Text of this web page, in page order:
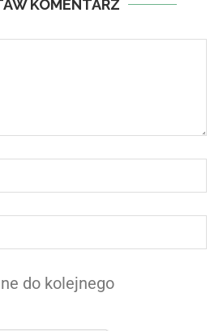
KOMENTARZ
do kolejnego